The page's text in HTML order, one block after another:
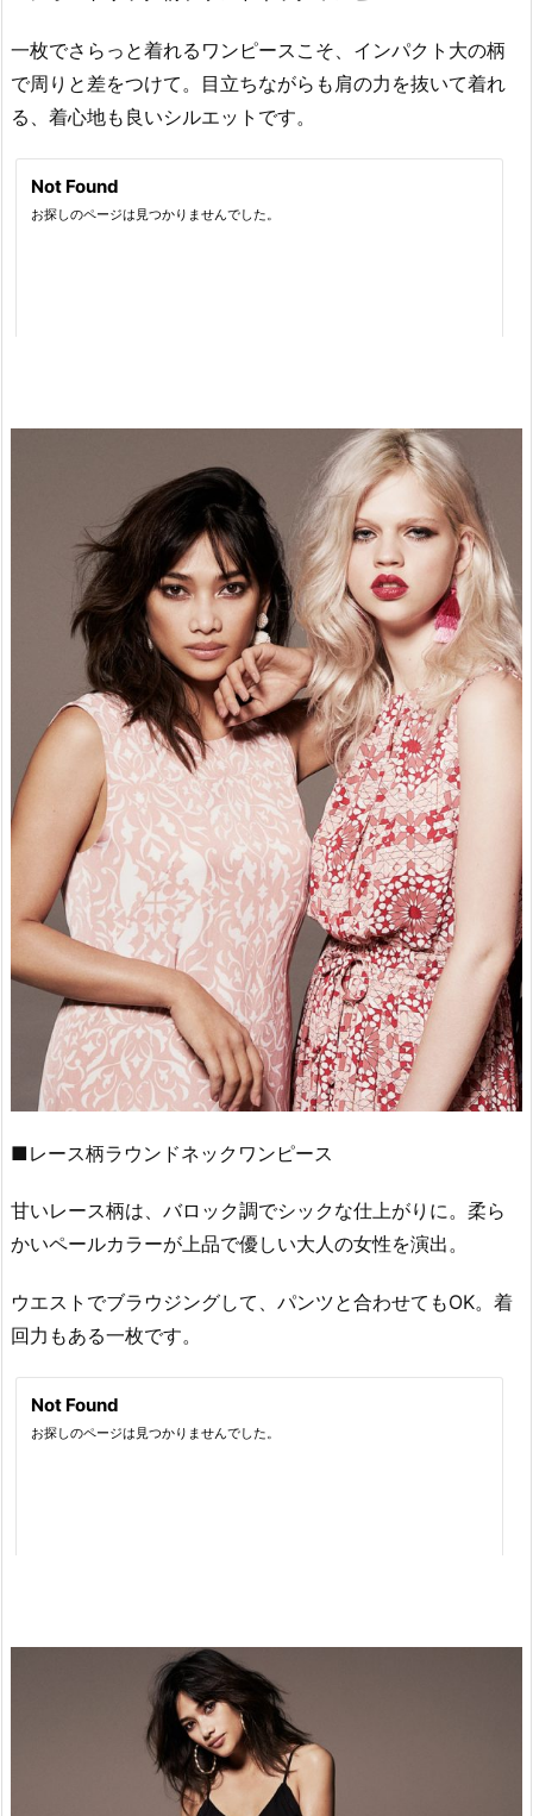
一枚でさらっと着れるワンピースこそ、インパクト大の柄
で周りと差をつけて。目立ちながらも肩の力を抜いて着れ
る、着心地も良いシルエットです。
■レース柄ラウンドネックワンピース
甘いレース柄は、バロック調でシックな仕上がりに。柔ら
かいペールカラーが上品で優しい大人の女性を演出。
ウエストでブラウジングして、パンツと合わせてもOK。着
回力もある一枚です。